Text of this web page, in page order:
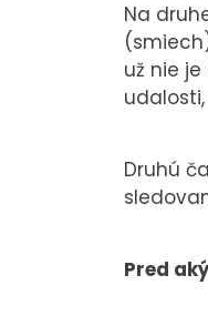
Na
už nie
Druhú
Pred